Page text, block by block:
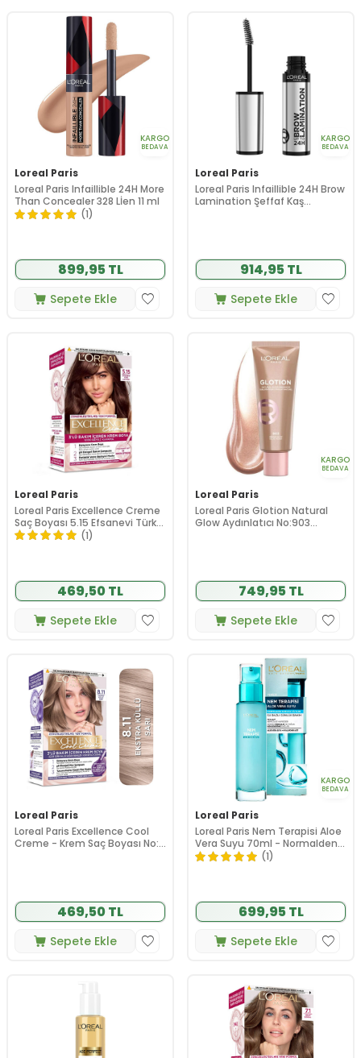
KARGO
BEDAVA
Loreal Paris
Loreal Paris Infaillible 24H More
Than Concealer 328 Lİen 11 ml
(1)
899,95 TL
Sepete Ekle
KARGO
BEDAVA
Loreal Paris
Loreal Paris Infaillible 24H Brow
Lamination Şeffaf Kaş
914,95 TL
Sepete Ekle
Loreal Paris
Loreal Paris Excellence Creme
Saç Boyası 5.15 Efsanevi Türk
Kahvesi
(1)
469,50 TL
Sepete Ekle
KARGO
BEDAVA
Loreal Paris
Loreal Paris Glotion Natural
Glow Aydınlatıcı No:903
749,95 TL
Sepete Ekle
Loreal Paris
Loreal Paris Excellence Cool
Creme - Krem Saç Boyası No:
469,50 TL
Sepete Ekle
KARGO
BEDAVA
Loreal Paris
Loreal Paris Nem Terapisi Aloe
Vera Suyu 70ml - Normalden
Kuruya Ciltler (1)
699,95 TL
Sepete Ekle